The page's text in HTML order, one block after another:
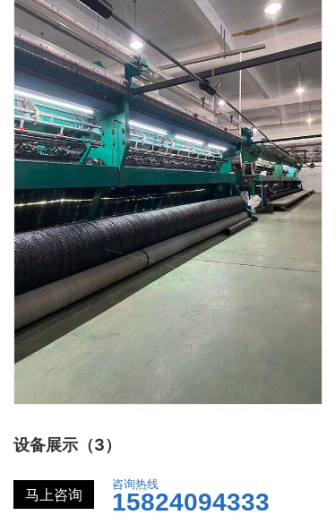
设备展示（3）
马上咨询
咨询热线
15824094333